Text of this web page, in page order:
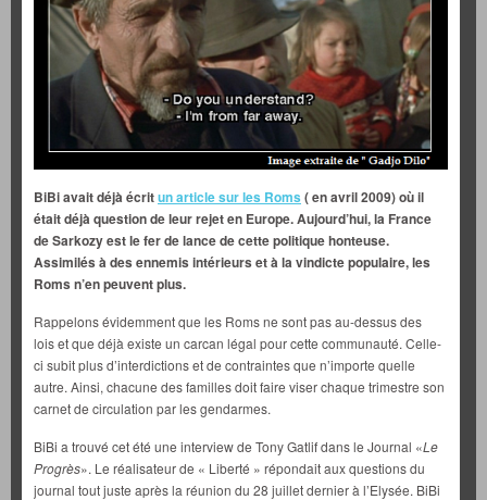
BiBi avait déjà écritun article sur les Roms ( en avril 2009) où il
était déjà question de leur rejet en Europe. Aujourd’hui, la France
de Sarkozy est le fer de lance de cette politique honteuse.
Assimilés à des ennemis intérieurs et à la vindicte populaire, les
Roms n’en peuvent plus.
Rappelons évidemment que les Roms ne sont pas au-dessus des
lois et que déjà existe un carcan légal pour cette communauté. Celle-
ci subit plus d’interdictions et de contraintes que n’importe quelle
autre. Ainsi, chacune des familles doit faire viser chaque trimestre son
carnet de circulation par les gendarmes.
BiBi a trouvé cet été une interview de Tony Gatlif dans le Journal «Le
Progrès». Le réalisateur de « Liberté » répondait aux questions du
journal tout juste après la réunion du 28 juillet dernier à l’Elysée. BiBi